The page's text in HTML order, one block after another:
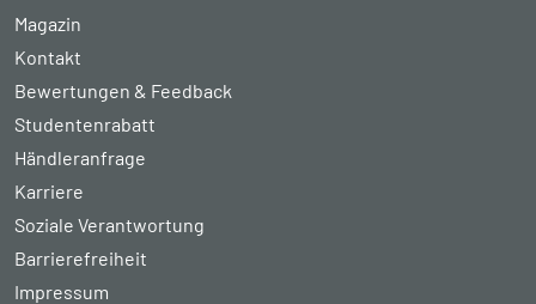
Magazin
Kontakt
Bewertungen & Feedback
Studentenrabatt
Händleranfrage
Karriere
Soziale Verantwortung
Barrierefreiheit
Impressum